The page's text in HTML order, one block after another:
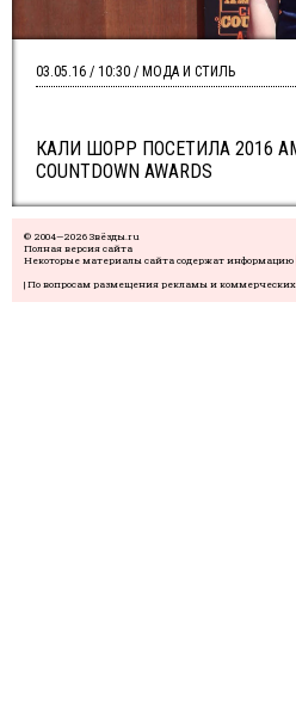
КАЛИ ШОРР ПОСЕТИЛА 2016
COUNTDOWN AWARDS
03.05.16 / 10:30 / МОДА И СТИЛЬ
© 2004—2026 Звёзды.ru
Полная версия сайта
Некоторые материалы сайта содержат информацию
| По вопросам размещения рекламы и